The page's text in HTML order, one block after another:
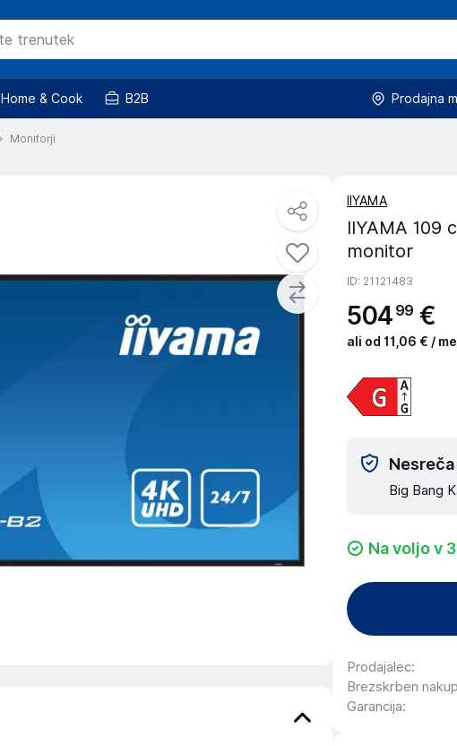
Home & Cook B2B Prodajna
Monitorji
IIYAMA
IIYAMA 109
monitor
ID: 21121483
504 99 €
ali od 11,06 € /
Big Bang
Na voljo v
Prodajalec:
Brezskrben nakup
Garancija: